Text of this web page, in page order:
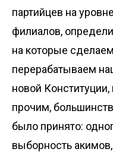
партийцев на
филиалов,
на которые
перерабатываем
новой
прочим,
было принято:
выборность